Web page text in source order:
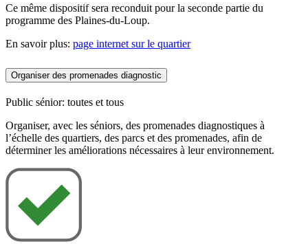
Ce même dispositif sera reconduit pour la seconde partie du
programme des Plaines-du-Loup.
En savoir plus: page internet sur le quartier
Organiser des promenades diagnostic
Public sénior: toutes et tous
Organiser, avec les séniors, des promenades diagnostiques à
l’échelle des quartiers, des parcs et des promenades, afin de
déterminer les améliorations nécessaires à leur environnement.